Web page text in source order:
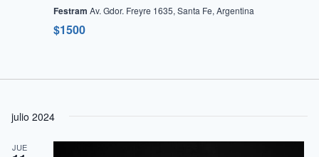
Festram Av. Gdor. Freyre 1635, Santa Fe, Argentina
$1500
julio 2024
JUE